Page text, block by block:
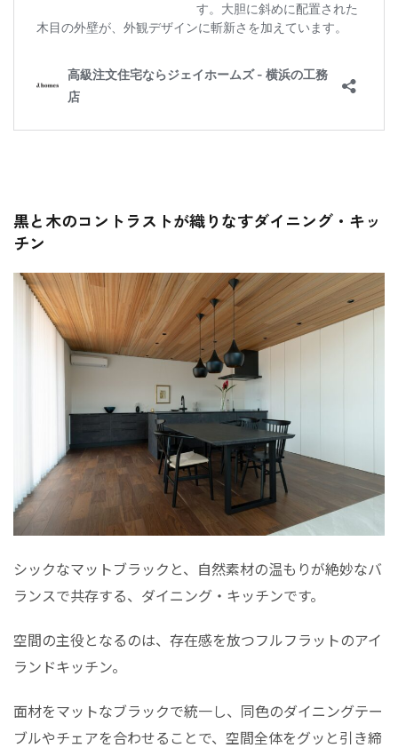
黒と木のコントラストが織りなすダイニング・キッ
チン
シックなマットブラックと、自然素材の温もりが絶妙なバ
ランスで共存する、ダイニング・キッチンです。
空間の主役となるのは、存在感を放つフルフラットのアイ
ランドキッチン。
面材をマットなブラックで統一し、同色のダイニングテー
ブルやチェアを合わせることで、空間全体をグッと引き締